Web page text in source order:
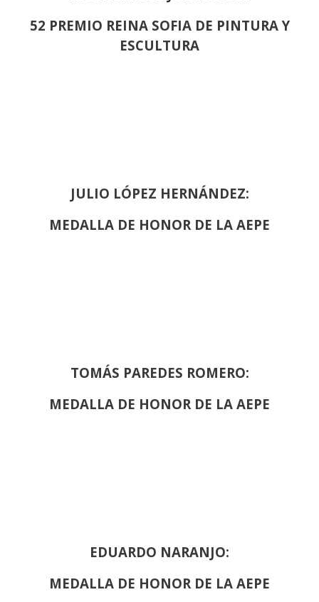
52 PREMIO REINA SOFIA DE PINTURA Y
ESCULTURA
JULIO LÓPEZ HERNÁNDEZ:
MEDALLA DE HONOR DE LA AEPE
TOMÁS PAREDES ROMERO:
MEDALLA DE HONOR DE LA AEPE
EDUARDO NARANJO:
MEDALLA DE HONOR DE LA AEPE